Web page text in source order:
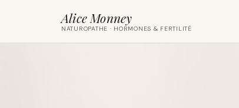
Alice Monney
NATUROPATHE · HORMONES & FERTILITÉ